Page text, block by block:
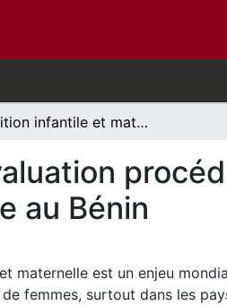
Nutrition infantile et maternelle : Évaluation procédurale du Projet d’appui à l’amélioration nutritionnelle au Bénin
au Bénin
maternelle est un enjeu
femmes, surtout dans les